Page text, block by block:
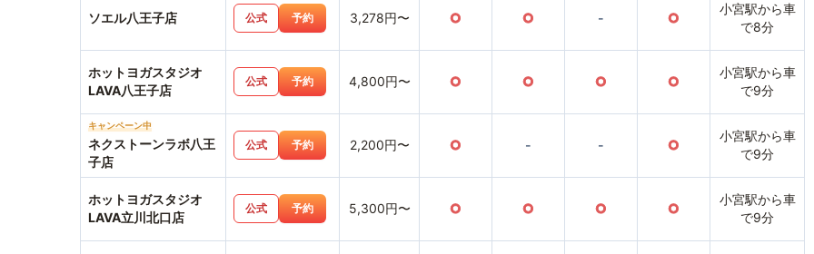
ソエル八王子店 公式 予約 3,278円〜 ○ ○ - ○
小宮駅から車
で8分
ホットヨガスタジオ
LAVA八王子店
公式 予約 4,800円〜 ○ ○ ○ ○
小宮駅から車
で9分
キャンペーン中
ネクストーンラボ八王
子店
公式 予約 2,200円〜 ○ - - ○
小宮駅から車
で9分
ホットヨガスタジオ
LAVA立川北口店
公式 予約 5,300円〜 ○ ○ ○ ○
小宮駅から車
で9分